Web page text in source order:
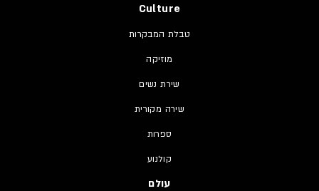
Culture
טבלת המבקרות
מוזיקה
שירת נשים
שירה מקורית
ספרות
קולנוע
עולם